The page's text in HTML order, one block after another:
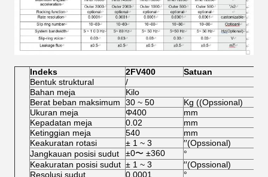
Indeks 2FV400
Satuan
Bentuk struktural
/
Bahan meja
Kilo
Berat beban maksimum
30 ~ 50
Kg ((Opssional)
Ukuran meja
Φ400
mm
Kepadatan meja
0.02
mm
Ketinggian meja
540
mm
Keakuratan rotasi
± 1 ~ 3
′′(Opssional)
Jangkauan posisi sudut
±0〜 ±360
°
Keakuratan posisi sudut ± 1 ~ 3
′′(Opssional)
Resolusi sudut
0.0001
°